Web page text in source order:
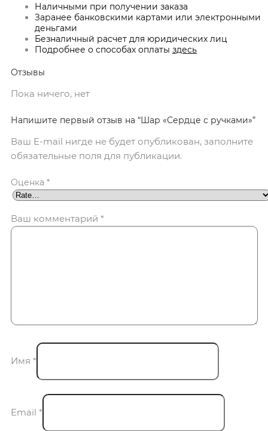
Наличными при получении заказа
Заранее банковскими картами или электронными
деньгами
Безналичный расчет для юридических лиц
Подробнее о способах оплаты здесь
Отзывы
Пока ничего, нет
Напишите первый отзыв на “Шар «Сердце с ручками»”
Ваш E-mail нигде не будет опубликован, заполните
обязательные поля для публикации.
Оценка *
Ваш комментарий *
Имя *
Email *